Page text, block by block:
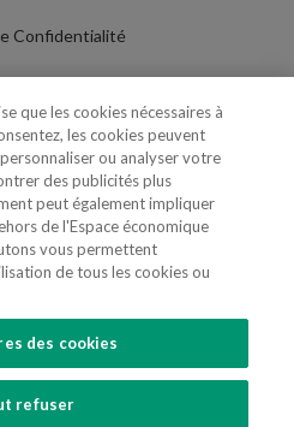
Confidentialité
de Cookies
des cookies
du Nom/Brand
NOUS
que les cookies nécessaires à
les cookies peuvent
ou analyser votre
des publicités plus
peut également impliquer
de l'Espace économique
vous permettent
de tous les cookies ou
des cookies
refuser